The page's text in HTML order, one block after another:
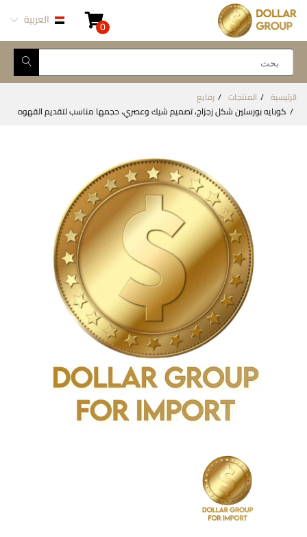
0 العربية
الرئيسية المنتجات
رفايع
كوبايه بورسلين شكل زجزاج، تصميم شيك وعصري، حجمها مناسب لتقديم القهوه